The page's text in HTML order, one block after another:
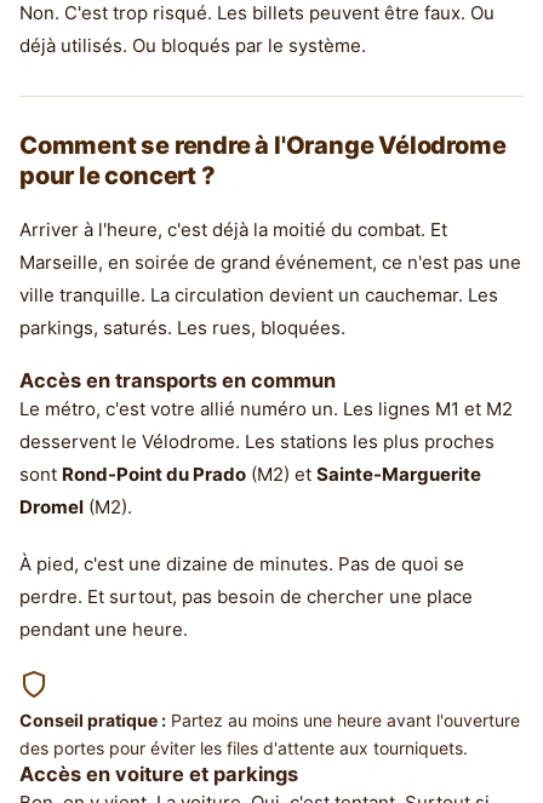
Non. C'est trop risqué. Les billets peuvent être faux. Ou
déjà utilisés. Ou bloqués par le système.
Comment se rendre à l'Orange Vélodrome
pour le concert ?
Arriver à l'heure, c'est déjà la moitié du combat. Et
Marseille, en soirée de grand événement, ce n'est pas une
ville tranquille. La circulation devient un cauchemar. Les
parkings, saturés. Les rues, bloquées.
Accès en transports en commun
Le métro, c'est votre allié numéro un. Les lignes M1 et M2
desservent le Vélodrome. Les stations les plus proches
sont Rond-Point du Prado (M2) et Sainte-Marguerite
Dromel (M2).
À pied, c'est une dizaine de minutes. Pas de quoi se
perdre. Et surtout, pas besoin de chercher une place
pendant une heure.
Conseil pratique : Partez au moins une heure avant l'ouverture
des portes pour éviter les files d'attente aux tourniquets.
Accès en voiture et parkings